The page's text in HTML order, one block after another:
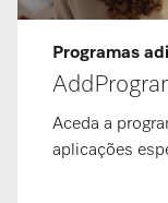
Programas
Aceda a
aplicações